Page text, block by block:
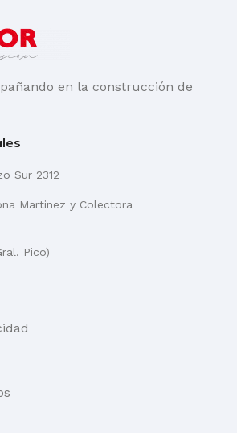
en la construcción de
Sur 2312
Martinez y Colectora
Pico)